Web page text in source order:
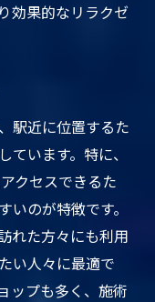
効果的なリラクゼ
駅近に位置するた
います。特に、
クセスできるた
のが特徴です。
れた方々にも利用
い人々に最適で
ップも多く、施術